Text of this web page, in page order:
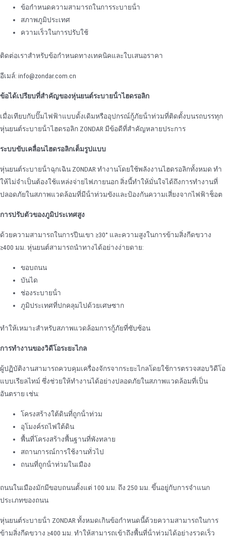
ข้อกําหนดความสามารถในการระบายน้ํา
สภาพภูมิประเทศ
ความเร็วในการปรับใช้
ติดต่อเราสําหรับข้อกําหนดทางเทคนิคและใบเสนอราคา
อีเมล์: info@zondar.com.cn
ข้อได้เปรียบที่สําคัญของหุ่นยนต์ระบายน้ําไฮดรอลิก
เมื่อเทียบกับปั๊มไฟฟ้าแบบดั้งเดิมหรืออุปกรณ์กู้ภัยน้ําท่วมที่ติดตั้งบนรถบรรทุก
หุ่นยนต์ระบายน้ําไฮดรอลิก ZONDAR มีข้อดีที่สําคัญหลายประการ
ระบบขับเคลื่อนไฮดรอลิกเต็มรูปแบบ
หุ่นยนต์ระบายน้ําฉุกเฉิน ZONDAR ทํางานโดยใช้พลังงานไฮดรอลิกทั้งหมด ทํา
ให้ไม่จําเป็นต้องใช้แหล่งจ่ายไฟภายนอก สิ่งนี้ทําให้มั่นใจได้ถึงการทํางานที่
ปลอดภัยในสภาพแวดล้อมที่มีน้ําท่วมขังและป้องกันความเสี่ยงจากไฟฟ้าช็อต
การปรับตัวของภูมิประเทศสูง
ด้วยความสามารถในการปีนเขา ≥30° และความสูงในการข้ามสิ่งกีดขวาง
≥400 มม. หุ่นยนต์สามารถนําทางได้อย่างง่ายดาย:
ขอบถนน
บันได
ช่องระบายน้ํา
ภูมิประเทศที่ปกคลุมไปด้วยเศษซาก
ทําให้เหมาะสําหรับสภาพแวดล้อมการกู้ภัยที่ซับซ้อน
การทํางานของวิดีโอระยะไกล
ผู้ปฏิบัติงานสามารถควบคุมเครื่องจักรจากระยะไกลโดยใช้การตรวจสอบวิดีโอ
แบบเรียลไทม์ ซึ่งช่วยให้ทํางานได้อย่างปลอดภัยในสภาพแวดล้อมที่เป็น
อันตราย เช่น:
โครงสร้างใต้ดินที่ถูกน้ําท่วม
อุโมงค์รถไฟใต้ดิน
พื้นที่โครงสร้างพื้นฐานที่พังทลาย
สถานการณ์การใช้งานทั่วไป
ถนนที่ถูกน้ําท่วมในเมือง
ถนนในเมืองมักมีขอบถนนตั้งแต่ 100 มม. ถึง 250 มม. ขึ้นอยู่กับการจําแนก
ประเภทของถนน
หุ่นยนต์ระบายน้ํา ZONDAR ทั้งหมดเกินข้อกําหนดนี้ด้วยความสามารถในการ
ข้ามสิ่งกีดขวาง ≥400 มม. ทําให้สามารถเข้าถึงพื้นที่น้ําท่วมได้อย่างรวดเร็ว